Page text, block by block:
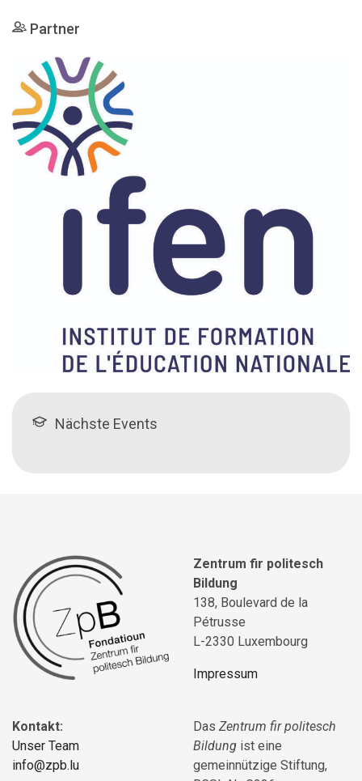
Partner
Nächste Events
Zentrum fir politesch
Bildung
138, Boulevard de la
Pétrusse
L-2330 Luxembourg
Impressum
Kontakt:
Unser Team
info@zpb.lu
Das Zentrum fir politesch
Bildung ist eine
gemeinnützige Stiftung,